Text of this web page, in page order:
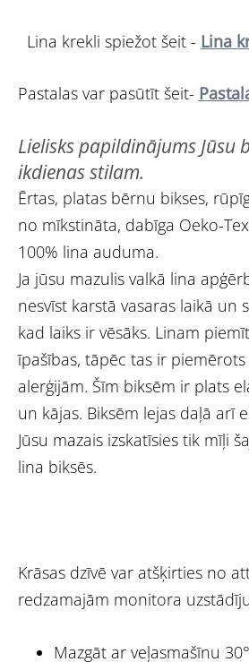
Lina krekli spiežot šeit - Lina
Pastalas var pasūtīt šeit-
Lielisks papildinājums Jūsu
ikdienas stilam.
Ērtas, platas bērnu bikses,
no mīkstināta, dabīga Oeko-
100% lina auduma.
Ja jūsu mazulis valkā lina
nesvīst karstā vasaras laikā un
kad laiks ir vēsāks. Linam
īpašības, tāpēc tas ir
alerģijām. Šīm biksēm ir plats
un kājas. Biksēm lejas daļā arī
Jūsu mazais izskatīsies tik mīļi
lina biksēs.
Krāsas dzīvē var atšķirties no
redzamajām monitora
Mazgāt ar veļasmašīnu 30°